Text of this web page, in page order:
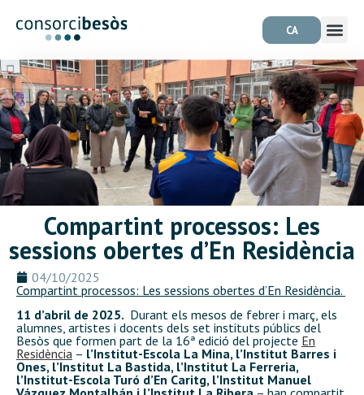
CA
Compartint processos: Les
sessions obertes d’En Residència
04/10/2025
Compartint processos: Les sessions obertes d’En Residència.
11 d’abril de 2025. Durant els mesos de febrer i març, els
alumnes, artistes i docents dels set instituts públics del
Besòs que formen part de la 16ª edició del projecte En
Residència – l’Institut-Escola La Mina, l’Institut Barres i
Ones, l’Institut La Bastida, l’Institut La Ferreria,
l’Institut-Escola Turó d’En Caritg, l’Institut Manuel